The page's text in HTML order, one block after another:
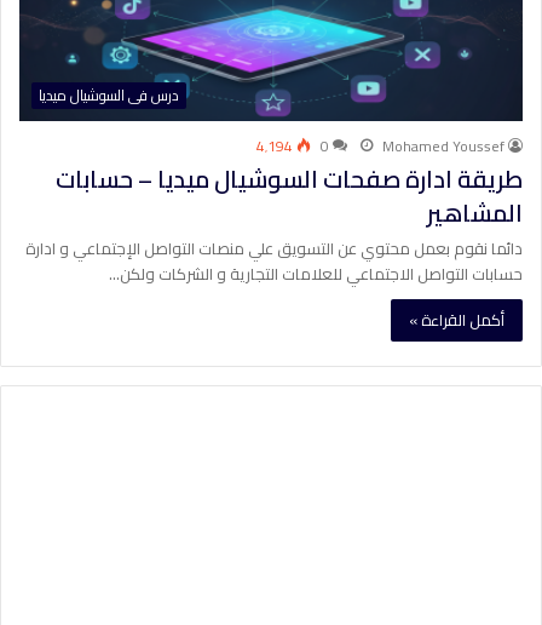
درس فى السوشيال ميديا
Mohamed Youssef
0 4٬194
طريقة ادارة صفحات السوشيال ميديا – حسابات
المشاهير
دائما نقوم بعمل محتوي عن التسويق علي منصات التواصل الإجتماعي و ادارة
حسابات التواصل الاجتماعي للعلامات التجارية و الشركات ولكن…
أكمل القراءة »